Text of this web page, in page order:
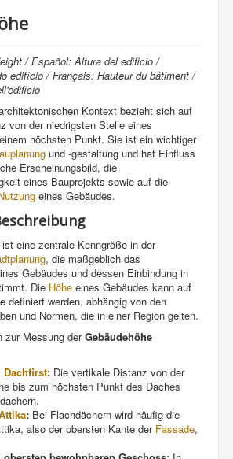
/ Español: Altura del edificio /
edifício / Français: Hauteur du bâtiment /
Kontext bezieht sich auf
von der niedrigsten Stelle eines
höchsten Punkt. Sie ist ein wichtiger
und -gestaltung und hat Einfluss
Erscheinungsbild, die
eines Bauprojekts sowie auf die
eines Gebäudes.
ist eine zentrale Kenngröße in der
, die maßgeblich das
Gebäudes und dessen Einbindung in
Die Höhe eines Gebäudes kann auf
definiert werden, abhängig von den
und Normen, die in einer Region gelten.
zur Messung derGebäudehöhe
Dachfirst: Die vertikale Distanz von der
bis zum höchsten Punkt des Daches
: Bei Flachdächern wird häufig die
also der obersten Kante der Fassade,